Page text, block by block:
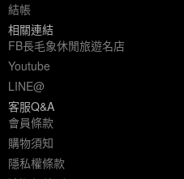
結帳
相關連結
FB長毛象休閒旅遊名店
Youtube
LINE@
客服Q&A
會員條款
購物須知
隱私權條款